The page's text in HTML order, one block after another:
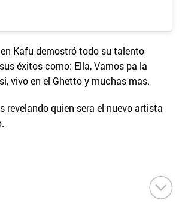
Kafu demostró todo su talento
éxitos como: Ella, Vamos pa la
vivo en el Ghetto y muchas mas.
revelando quien sera el nuevo artista